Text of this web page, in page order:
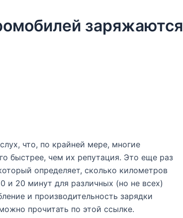
заряжаются
что, по крайней мере, многие
быстрее, чем их репутация. Это еще раз
определяет, сколько километров
и 20 минут для различных (но не всех)
и производительность зарядки
прочитать по этой ссылке.